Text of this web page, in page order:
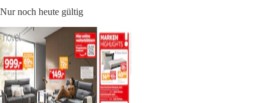
Nur noch heute gültig